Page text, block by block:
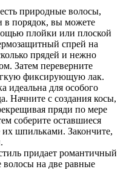
природные волосы,
в порядок, вы можете
плойки или плоской
спрей на
прядей и нежно
Затем переверните
фиксирующую лак.
идеальна для особого
Начните с создания косы,
пряди по мере
соберите оставшиеся
шпильками. Закончите,
придает романтичный
волосы на две равные